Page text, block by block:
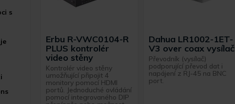
s
Erbu R-VWC0104-R
PLUS kontrolér
video stěny
Kontrolér video stěny
umožňující připojit 4
monitory pomocí HDMI
portů. Jednoduché ovládání
pomocí integrovaného DIP
Dahua LR1002-1ET-
V3 over coax vysílač
Převodník (vysílač)
podporující převod dat i
napájení z RJ-45 na BNC
port.